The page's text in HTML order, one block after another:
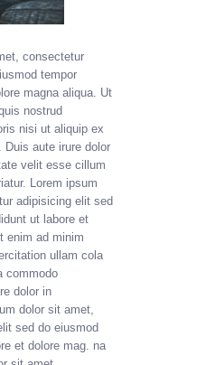
consectetur
tempor
magna aliqua. Ut
nostrud
nisi ut aliquip ex
Duis aute irure dolor
velit esse cillum
Lorem ipsum
adipisicing elit sed
ut labore et
enim ad minim
ullam cola
commodo
dolor in
dolor sit amet,
sed do eiusmod
et dolore mag. na